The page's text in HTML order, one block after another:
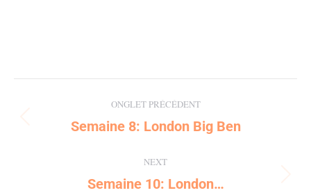
navigation
ONGLET PRÉCÉDENT
Previous
Semaine 8: London Big Ben
NEXT
Next
Semaine 10: London…